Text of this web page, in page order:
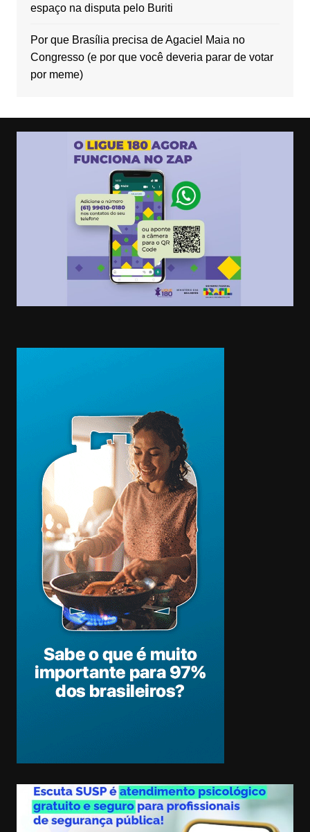
espaço na disputa pelo Buriti
Por que Brasília precisa de Agaciel Maia no
Congresso (e por que você deveria parar de votar
por meme)